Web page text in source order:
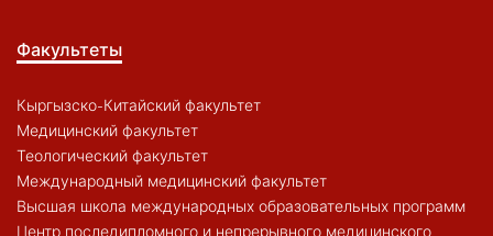
Факультеты
Кыргызско-Китайский факультет
Медицинский факультет
Теологический факультет
Международный медицинский факультет
Высшая школа международных образовательных программ
Центр последипломного и непрерывного медицинского